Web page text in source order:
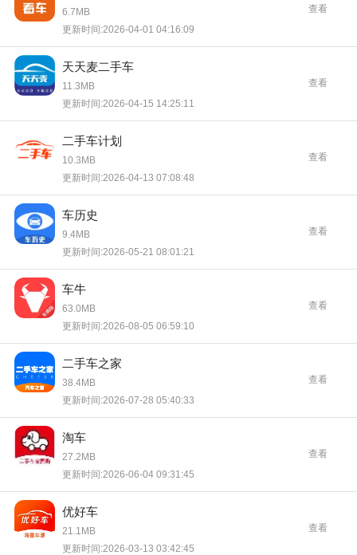
6.7MB
更新时间:2026-04-01 04:16:09
查看
天天麦二手车
11.3MB
更新时间:2026-04-15 14:25:11
查看
二手车计划
10.3MB
更新时间:2026-04-13 07:08:48
查看
车历史
9.4MB
更新时间:2026-05-21 08:01:21
查看
车牛
63.0MB
更新时间:2026-08-05 06:59:10
查看
二手车之家
38.4MB
更新时间:2026-07-28 05:40:33
查看
淘车
27.2MB
更新时间:2026-06-04 09:31:45
查看
优好车
21.1MB
更新时间:2026-03-13 03:42:45
查看